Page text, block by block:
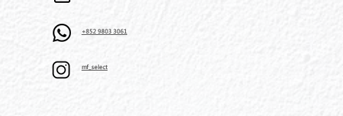
+852 9803 3061
mf_select